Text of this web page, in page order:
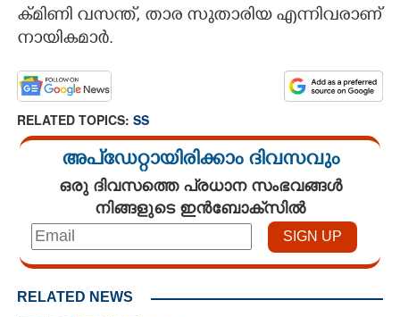
ക്മി​ണി​ ​വ​സ​ന്ത്,​ ​താ​ര​ ​സു​താ​രി​യ​ ​എ​ന്നി​വ​രാ​ണ്
​നാ​യി​ക​മാ​ർ.
RELATED TOPICS: SS
അപ്ഡേറ്റായിരിക്കാം ദിവസവും
ഒരു ദിവസത്തെ പ്രധാന സംഭവങ്ങൾ
നിങ്ങളുടെ ഇൻബോക്സിൽ
RELATED NEWS